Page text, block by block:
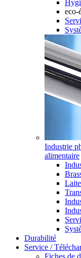
eco-
Industrie
alimentaire
Durabilité
Service /
Fiches de